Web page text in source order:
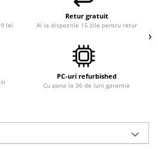
lei
Retur gratuit
Ai la dispozitie 15 zile pentru retur
PC-uri refurbished
Cu pana la 36 de luni garantie